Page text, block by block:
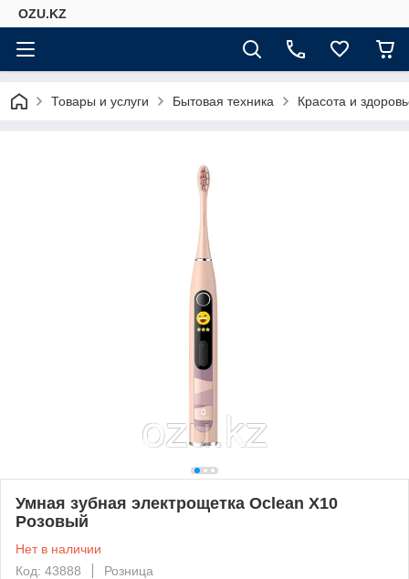
OZU.KZ
Товары и услуги Бытовая техника Красота и
Умная зубная электрощетка Oclean X10
Розовый
Нет в наличии
Код: 43888
Розница